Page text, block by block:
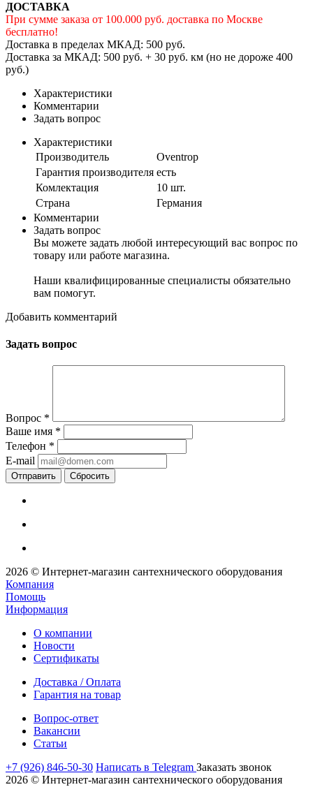
ДОСТАВКА
При сумме заказа от 100.000 руб. доставка по Москве
бесплатно!
Доставка в пределах МКАД: 500 руб.
Доставка за МКАД: 500 руб. + 30 руб. км (но не дороже 400
руб.)
Характеристики
Комментарии
Задать вопрос
Характеристики
Производитель
Oventrop
Гарантия производителя есть
Комлектация
10 шт.
Страна
Германия
Комментарии
Задать вопрос
Вы можете задать любой интересующий вас вопрос по
товару или работе магазина.
Наши квалифицированные специалисты обязательно
вам помогут.
Добавить комментарий
Задать вопрос
Вопрос *
Ваше имя *
Телефон *
E-mail
Сбросить
2026 © Интернет-магазин сантехнического оборудования
Компания
Помощь
Информация
О компании
Новости
Сертификаты
Доставка / Оплата
Гарантия на товар
Вопрос-ответ
Вакансии
Статьи
+7 (926) 846-50-30 Написать в Telegram Заказать звонок
2026 © Интернет-магазин сантехнического оборудования